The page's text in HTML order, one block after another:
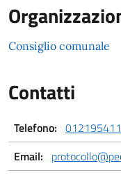
Consiglio comunale
Contatti
Telefono:
Email: